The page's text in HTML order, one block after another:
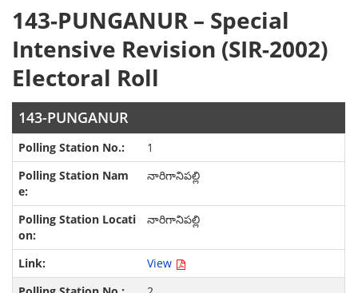
143-PUNGANUR – Special
Intensive Revision (SIR-2002)
Electoral Roll
143-PUNGANUR
1
నారిగానిపల్లి
నారిగానిపల్లి
View